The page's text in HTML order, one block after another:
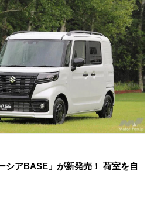
シアBASE」が新発売！ 荷室を自